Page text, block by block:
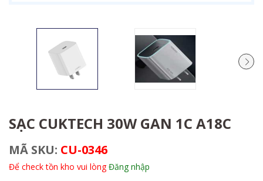
SẠC CUKTECH 30W GAN 1C A18C
MÃ SKU: CU-0346
Để check tồn kho vui lòngĐăng nhập